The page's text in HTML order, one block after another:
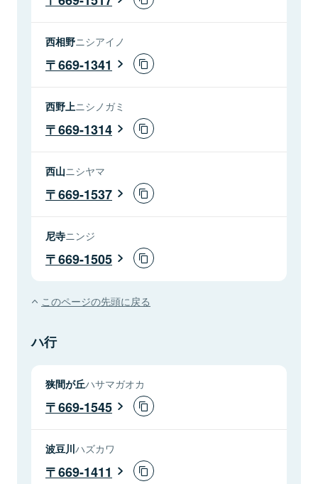
西相野ニシアイノ
669-1341
西野上ニシノガミ
669-1314
西山ニシヤマ
669-1537
尼寺ニンジ
669-1505
このページの先頭に戻る
ハ行
狭間が丘ハサマガオカ
669-1545
波豆川ハズカワ
669-1411